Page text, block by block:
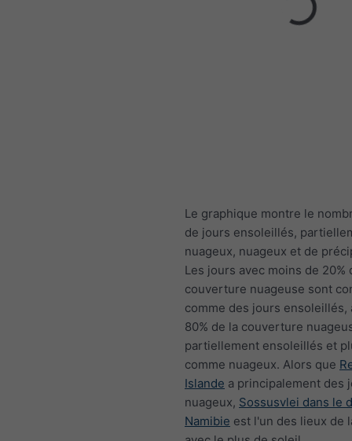
Le graphique montre le
de jours ensoleillés,
nuageux, nuageux et de
Les jours avec moins de 20%
couverture nuageuse sont
comme des jours ensoleillés,
80% de la couverture
partiellement ensoleillés et
comme nuageux. Alors que
Islande a principalement des
nuageux, Sossusvlei dans le
Namibie est l'un des lieux de